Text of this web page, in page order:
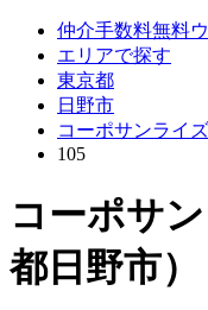
仲介手数料無料
エリアで探す
東京都
日野市
コーポサンライ
105
コーポサ
都日野市）